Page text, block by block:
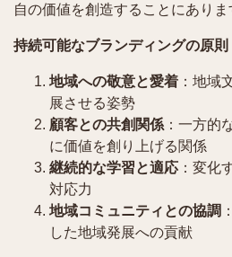
自の価値を創造することにありま
持続可能なブランディングの原則
地域への敬意と愛着 ：地域
展させる姿勢
顧客との共創関係 ：一方的
に価値を創り上げる関係
継続的な学習と適応 ：変化
対応力
地域コミュニティとの協調
した地域発展への貢献